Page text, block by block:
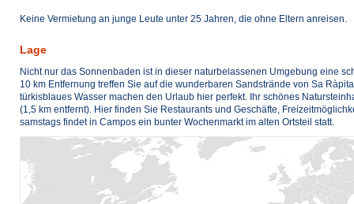
Keine Vermietung an junge Leute unter 25 Jahren, die ohne Eltern anreisen.
Lage
Nicht nur das Sonnenbaden ist in dieser naturbelassenen Umgebung eine
10 km Entfernung treffen Sie auf die wunderbaren Sandstrände von Sa
türkisblaues Wasser machen den Urlaub hier perfekt. Ihr schönes
(1,5 km entfernt). Hier finden Sie Restaurants und Geschäfte,
samstags findet in Campos ein bunter Wochenmarkt im alten Ortsteil statt.